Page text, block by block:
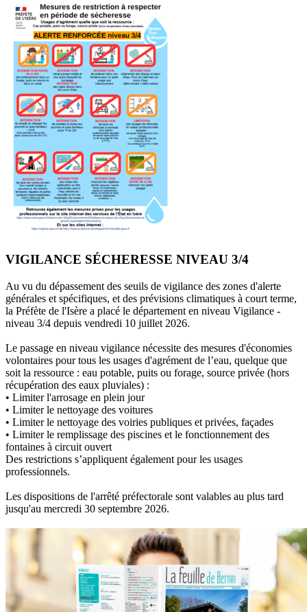
VIGILANCE SÉCHERESSE NIVEAU 3/4
Au vu du dépassement des seuils de vigilance des zones d'alerte
générales et spécifiques, et des prévisions climatiques à court terme,
la Préfète de l'Isère a placé le département en niveau Vigilance -
niveau 3/4 depuis vendredi 10 juillet 2026.
Le passage en niveau vigilance nécessite des mesures d'économies
volontaires pour tous les usages d'agrément de l’eau, quelque que
soit la ressource : eau potable, puits ou forage, source privée (hors
récupération des eaux pluviales) :
• Limiter l'arrosage en plein jour
• Limiter le nettoyage des voitures
• Limiter le nettoyage des voiries publiques et privées, façades
• Limiter le remplissage des piscines et le fonctionnement des
fontaines à circuit ouvert
Des restrictions s’appliquent également pour les usages
professionnels.
Les dispositions de l'arrêté préfectorale sont valables au plus tard
jusqu'au mercredi 30 septembre 2026.